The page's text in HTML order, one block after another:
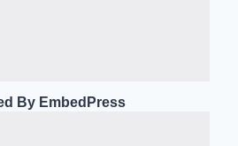
By EmbedPress